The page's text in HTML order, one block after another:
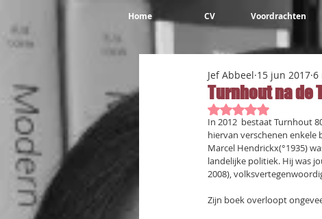
Home CV Voordrachten
Turnhout na de
Jef Abbeel 15 jun 2017 6
Beoordeeld met
In 2012  bestaat Turnhout
hiervan verschenen enkele
Marcel Hendrickx(°1935)
landelijke politiek. Hij was
2008),
Zijn boek overloopt